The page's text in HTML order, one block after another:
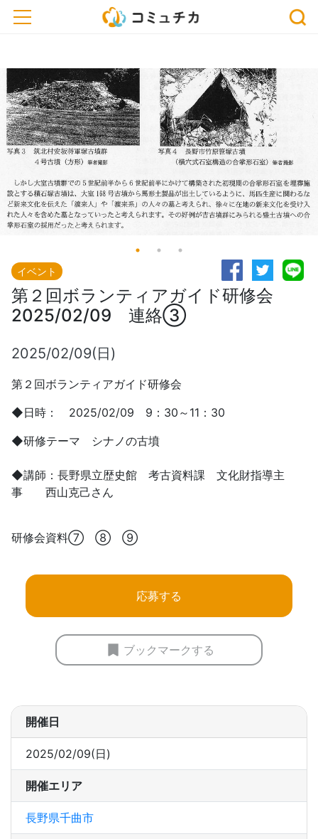
toggle navigation
※開催予定のイベントが中止・延期になっている場合がございます。おでかけ、または
お申込みの際は、事前に主催者にご確認ください。
イベント
第２回ボランティアガイド研修会
2025/02/09 連絡③
2025/02/09(日)
第２回ボランティアガイド研修会
◆日時： 2025/02/09 9：30～11：30
◆研修テーマ シナノの古墳
◆講師：長野県立歴史館 考古資料課 文化財指導主
事 西山克己さん
研修会資料⑦ ⑧ ⑨
応募する
ブックマークする
開催日
2025/02/09(日)
開催エリア
長野県千曲市